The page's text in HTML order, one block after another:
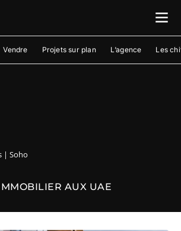
Vendre Projets sur plan L’agence Les
| Soho
AUX UAE